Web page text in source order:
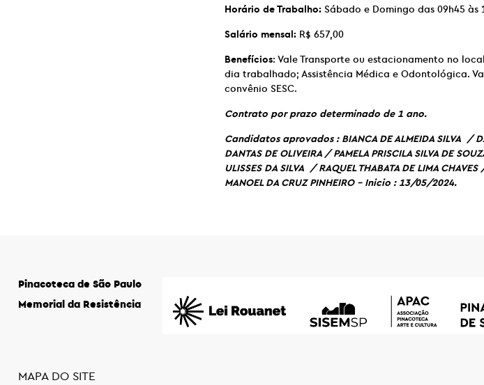
Horário de Trabalho: Sábado e Domingo das 09h45 às
Salário mensal: R$ 657,00
Benefícios: Vale Transporte ou estacionamento no
dia trabalhado; Assistência Médica e Odontológica.
convênio SESC.
Contrato por prazo determinado de 1 ano.
Candidatos aprovados : BIANCA DE ALMEIDA SILVA /
DANTAS DE OLIVEIRA / PAMELA PRISCILA SILVA DE
ULISSES DA SILVA / RAQUEL THABATA DE LIMA
MANOEL DA CRUZ PINHEIRO – Inicio : 13/05/2024.
Pinacoteca de São Paulo
Memorial da Resistência
MAPA DO SITE